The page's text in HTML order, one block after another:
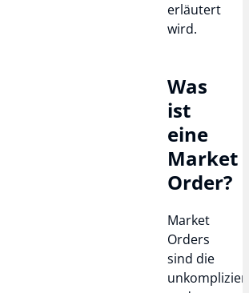
erläutert
wird.
Was
ist
eine
Market
Order?
Market
Orders
sind die